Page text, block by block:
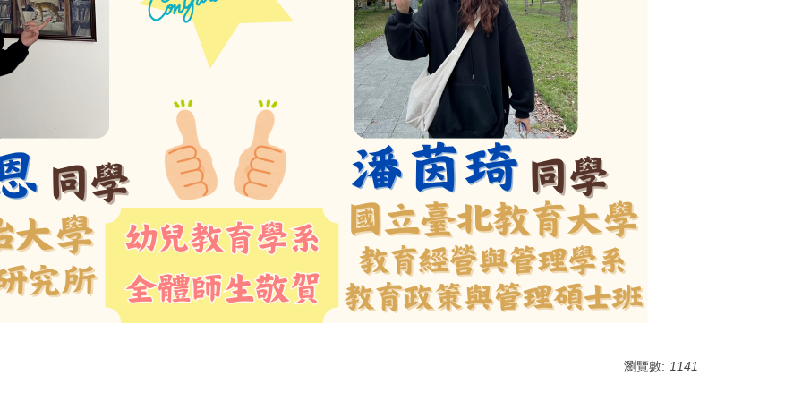
瀏覽數: 1141